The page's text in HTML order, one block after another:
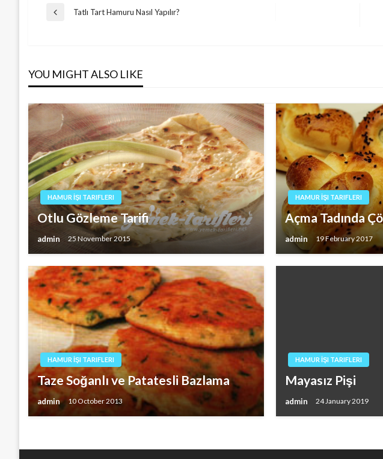
Post
Previous
Tatlı Tart Hamuru Nasıl Yapılır?
YOU MIGHT ALSO LIKE
HAMUR İŞI TARIFLERI
Otlu Gözleme Tarifi
admin 25 November 2015
HAMUR İŞI TARIFLERI
Açma Tadında
admin 19 February 2017
HAMUR İŞI TARIFLERI
Taze Soğanlı ve Patatesli Bazlama
admin 10 October 2013
HAMUR İŞI TARIFLERI
Mayasız Pişi
admin 24 January 2019